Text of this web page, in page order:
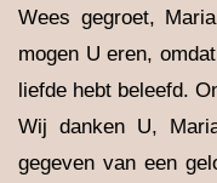
Wees gegroet,
mogen U eren,
liefde hebt beleefd.
Wij danken U,
gegeven van een